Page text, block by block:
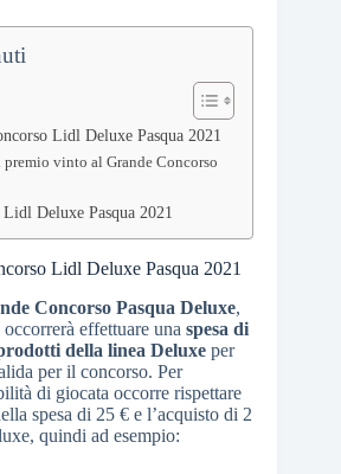
Lidl Deluxe Pasqua 2021
vinto al Grande Concorso
Deluxe Pasqua 2021
Lidl Deluxe Pasqua 2021
Concorso Pasqua Deluxe,
effettuare una spesa di
della linea Deluxe per
per il concorso. Per
di giocata occorre rispettare
spesa di 25 € e l’acquisto di 2
quindi ad esempio: